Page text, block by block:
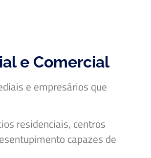
e Comercial
e empresários que
residenciais, centros
capazes de